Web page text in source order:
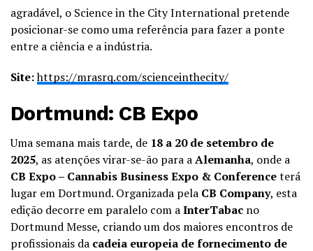
agradável, o Science in the City International pretende
posicionar-se como uma referência para fazer a ponte
entre a ciência e a indústria.
Site:https://mrasrq.com/scienceinthecity/
Dortmund: CB Expo
Uma semana mais tarde, de 18 a 20 de setembro de
2025, as atenções virar-se-ão para aAlemanha, onde a
CB Expo – Cannabis Business Expo & Conferenceterá
lugar em Dortmund. Organizada pela CB Company, esta
edição decorre em paralelo com aInterTabac no
Dortmund Messe, criando um dos maiores encontros de
profissionais da cadeia europeia de fornecimento de